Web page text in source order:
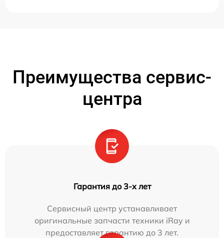
Преимущества сервис-
центра
Гарантия до 3-х лет
Сервисный центр устанавливает
оригинальные запчасти техники iRay и
предоставляет гарантию до 3 лет.